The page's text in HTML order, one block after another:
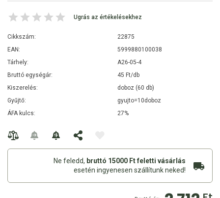
Ugrás az értékelésekhez
Cikkszám:
22875
EAN:
5999880100038
Tárhely:
A26-05-4
Bruttó egységár:
45 Ft/db
Kiszerelés:
doboz (60 db)
Gyűjtő:
gyujto=10doboz
ÁFA kulcs:
27%
Ne feledd, bruttó 15000 Ft feletti vásárlás
esetén ingyenesen szállítunk neked!